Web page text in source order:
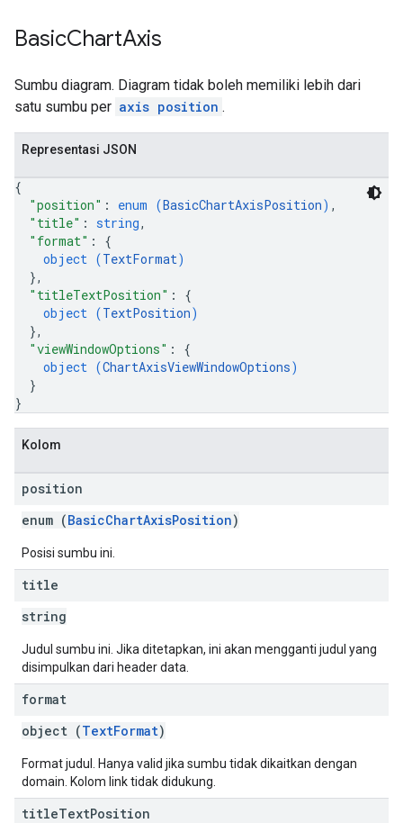
BasicChartAxis
Sumbu diagram. Diagram tidak boleh memiliki lebih dari
satu sumbu per axis position .
Representasi JSON
{
"position" : enum (BasicChartAxisPosition) ,
"title" : string,
"format" : {
object (TextFormat)
},
"titleTextPosition" : {
object (TextPosition)
},
"viewWindowOptions" : {
object (ChartAxisViewWindowOptions)
}
}
Kolom
position
enum (BasicChartAxisPosition)
Posisi sumbu ini.
title
string
Judul sumbu ini. Jika ditetapkan, ini akan mengganti judul yang
disimpulkan dari header data.
format
object (TextFormat)
Format judul. Hanya valid jika sumbu tidak dikaitkan dengan
domain. Kolom link tidak didukung.
titleTextPosition